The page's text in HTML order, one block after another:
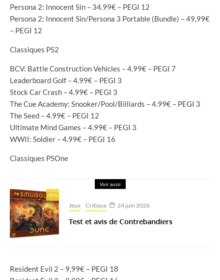
Persona 2: Innocent Sin – 34.99€ – PEGI 12
Persona 2: Innocent Sin/Persona 3 Portable (Bundle) – 49,99€
– PEGI 12
Classiques PS2
BCV: Battle Construction Vehicles – 4.99€ – PEGI 7
Leaderboard Golf – 4.99€ – PEGI 3
Stock Car Crash – 4.99€ – PEGI 3
The Cue Academy: Snooker/Pool/Billiards – 4.99€ – PEGI 3
The Seed – 4.99€ – PEGI 12
Ultimate Mind Games – 4.99€ – PEGI 3
WWII: Soldier – 4.99€ – PEGI 16
Classiques PSOne
Voir aussi
90%
Jeux Critique 24 juin 2026
Test et avis de Contrebandiers
Resident Evil 2 – 9,99€ – PEGI 18